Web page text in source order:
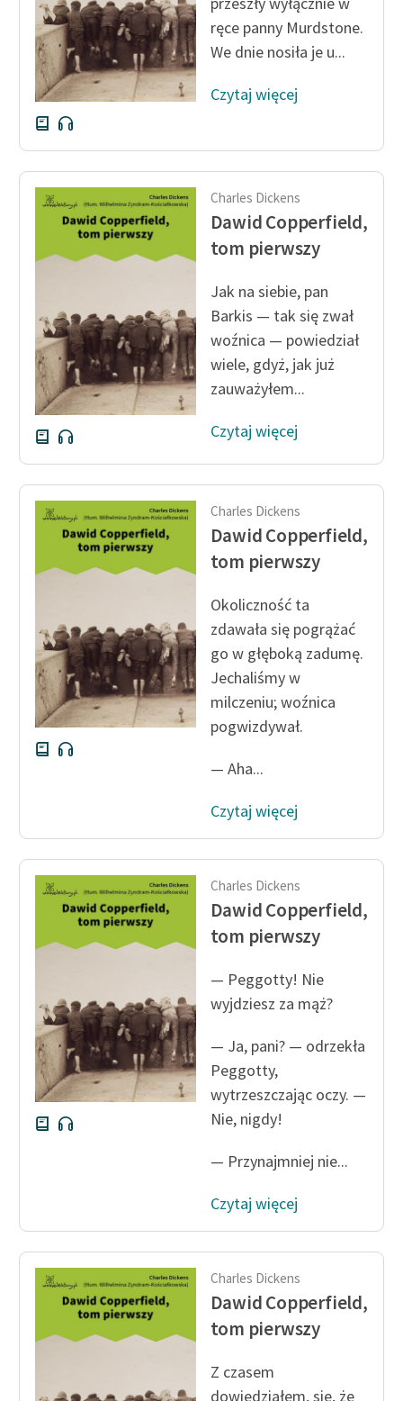
słuchania dla uczennic i
uczniów z
niepełnosprawnościami
Feministyczne inspiracje.
Popularyzacja
skandynawskiej literatury
Ręce pełne poezji
Kolekcje edukacyjne
twórców przechodzących
Starego Testamentu
Odkurzamy bohaterów
Szkoła Poezji Wolnych
Lektur
O nas
Kontakt
O projekcie
Zespół
Zasady wykorzystania
Wolnych Lektur
Logotypy
Materiały promocyjne
Polityka prywatności
Dane fundacji i
sprawozdania finansowe
Regulamin darowizn
Informacja o treściach
wrażliwych
ręce panny Murdstone.
We dnie nosiła je u...
Czytaj więcej
Charles Dickens
Dawid Copperfield,
tom pierwszy
Jak na siebie, pan
Barkis — tak się zwał
woźnica — powiedział
wiele, gdyż, jak już
zauważyłem...
Czytaj więcej
Charles Dickens
Dawid Copperfield,
tom pierwszy
Okoliczność ta
zdawała się pogrążać
go w głęboką zadumę.
Jechaliśmy w
milczeniu; woźnica
pogwizdywał.
— Aha...
Czytaj więcej
Charles Dickens
Dawid Copperfield,
tom pierwszy
— Peggotty! Nie
wyjdziesz za mąż?
— Ja, pani? — odrzekła
Peggotty,
wytrzeszczając oczy. —
Nie, nigdy!
— Przynajmniej nie...
Czytaj więcej
Charles Dickens
Dawid Copperfield,
tom pierwszy
Z czasem
dowiedziałem, się, że